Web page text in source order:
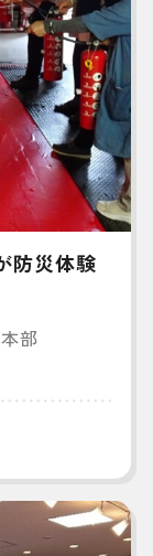
防災体験
部